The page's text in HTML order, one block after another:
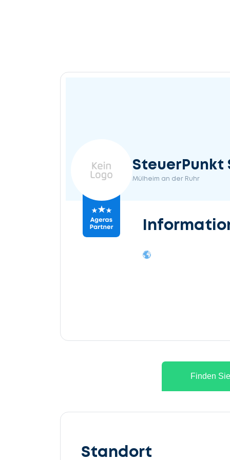
SteuerPunkt
Mülheim an der Ruhr
Finden
Standort
Lassen